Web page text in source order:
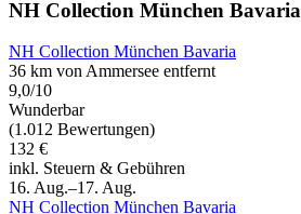
NH Collection München Bavaria
NH Collection München Bavaria
36 km von Ammersee entfernt
9,0/10
Wunderbar
(1.012 Bewertungen)
132 €
inkl. Steuern & Gebühren
16. Aug.–17. Aug.
NH Collection München Bavaria